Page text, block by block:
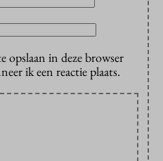
opslaan in deze browser
ik een reactie plaats.